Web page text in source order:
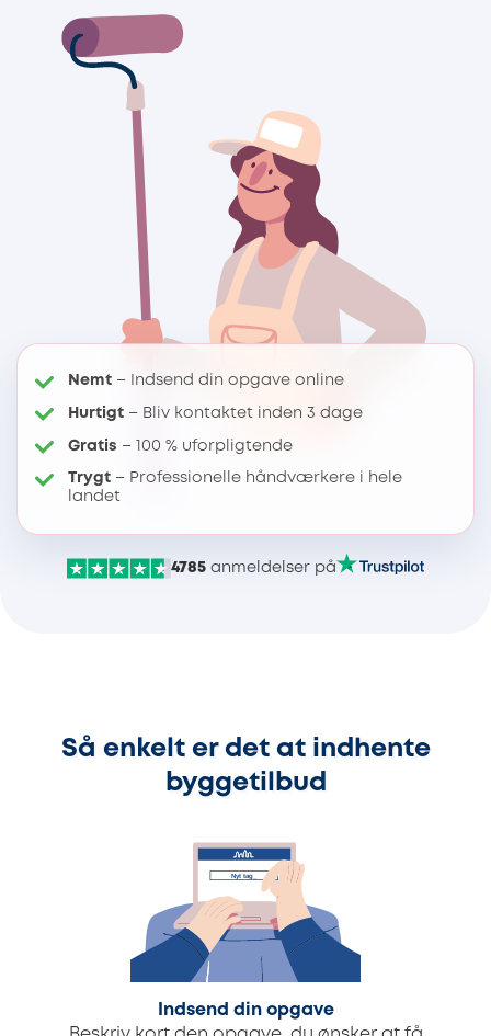
Nemt – Indsend din opgave online
Hurtigt – Bliv kontaktet inden 3 dage
Gratis – 100 % uforpligtende
Trygt – Professionelle håndværkere i hele
landet
4785 anmeldelser på
Så enkelt er det at indhente
byggetilbud
Indsend din opgave